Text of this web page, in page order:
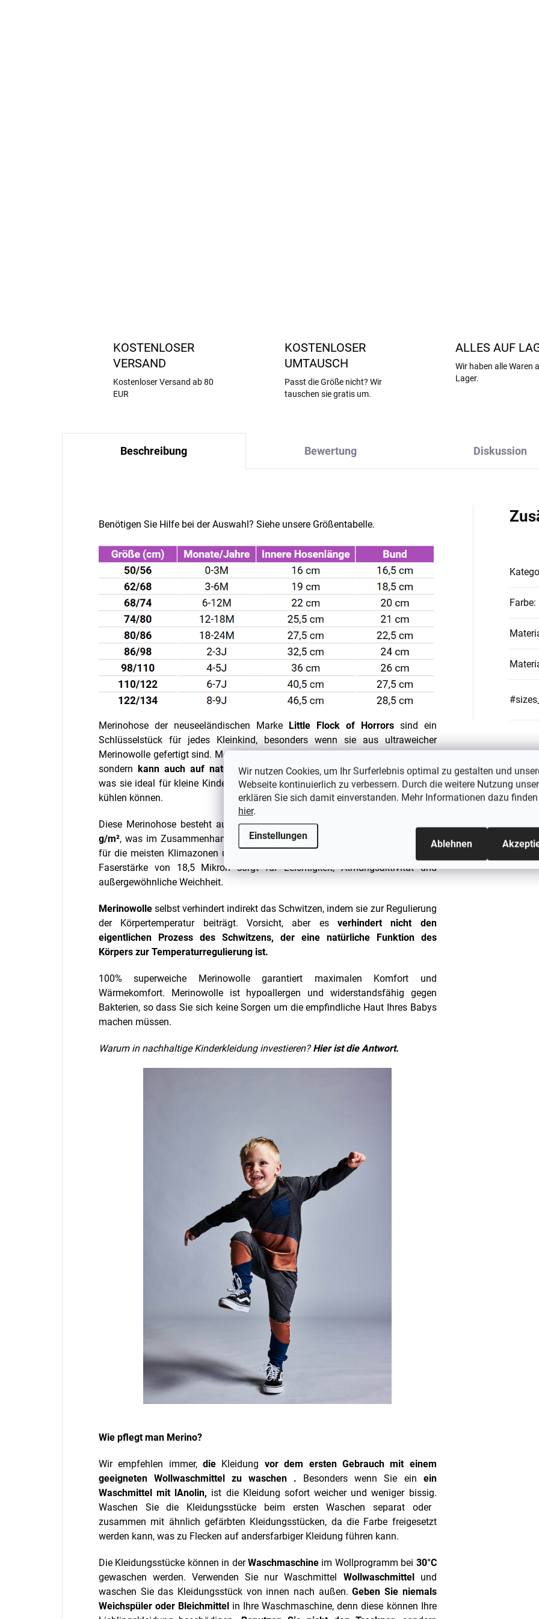
Wir nutzen Cookies, um Ihr Surferlebnis optimal zu gestalten und
Webseite kontinuierlich zu verbessern. Durch die weitere Nutzung
erklären Sie sich damit einverstanden. Mehr Informationen dazu
hier.
Einstellungen
Ablehnen
KOSTENLOSER
VERSAND
Kostenloser Versand ab 80
EUR
KOSTENLOSER
UMTAUSCH
Passt die Größe nicht? Wir
tauschen sie gratis um.
ALLES AUF
Wir haben alle Waren
Lager.
Beschreibung Bewertung Diskussion
Benötigen Sie Hilfe bei der Auswahl? Siehe unsere Größentabelle.
Merinohose der neuseeländischen Marke Little Flock of Horrorssind ein
Schlüsselstück für jedes Kleinkind, besonders wenn sie aus ultraweicher
Merinowolle gefertigt sind. Merinowolle ist nicht nur extrem weich und bequem,
sondern
kann auch auf natürliche Weise die Körpertemperatur regulieren,
was sie ideal für kleine Kinder macht, die sich noch nicht richtig wärmen oder
kühlen können.
Diese Merinohose besteht aus
100 % Merinowolle mit einer Dichte von 200
g/m², was im Zusammenhang mit Merinowolle als mittleres Gewicht gilt, das
für die meisten Klimazonen und den
Faserstärke von 18,5 Mikron sorgt für Leichtigkeit, Atmungsaktivität und
außergewöhnliche Weichheit.
Merinowolle selbst verhindert indirekt das Schwitzen, indem sie zur Regulierung
der Körpertemperatur beiträgt. Vorsicht, aber es verhindert nicht den
eigentlichen Prozess des Schwitzens, der eine natürliche Funktion des
Körpers zur Temperaturregulierung ist.
100% superweiche Merinowolle garantiert maximalen Komfort und
Wärmekomfort. Merinowolle ist hypoallergen und widerstandsfähig gegen
Bakterien, so dass Sie sich keine Sorgen um die empfindliche Haut Ihres Babys
machen müssen.
Warum in nachhaltige Kinderkleidung investieren?Hier ist die Antwort.
Wie pflegt man Merino?
Wir empfehlen immer,die Kleidung vor dem ersten Gebrauch mit einem
geeignetenWollwaschmittel zu waschen . Besonders wenn Sie ein ein
Waschmittel mit lAnolin, ist die Kleidung sofort weicher und weniger bissig.
Waschen Sie die Kleidungsstücke beim ersten Waschen separat oder
zusammen mit ähnlich gefärbten Kleidungsstücken, da die Farbe freigesetzt
werden kann, was zu Flecken auf andersfarbiger Kleidung führen kann.
Die Kleidungsstücke können in derWaschmaschine im Wollprogramm bei 30°C
gewaschen werden. Verwenden Sie nur Waschmittel Wollwaschmittelund
waschen Sie das Kleidungsstück von innen nach außen.Geben Sie niemals
Weichspüler oder Bleichmittel in Ihre Waschmaschine, denn diese können Ihre
Farbe: